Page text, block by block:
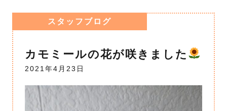
スタッフブログ
カモミールの花が咲きました
2021年4月23日